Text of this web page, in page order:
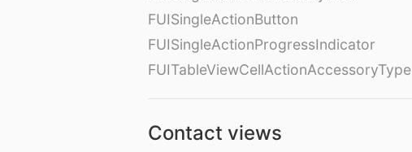
FUISingleActionButton
FUISingleActionProgressIndicator
FUITableViewCellActionAccessoryType
Contact views